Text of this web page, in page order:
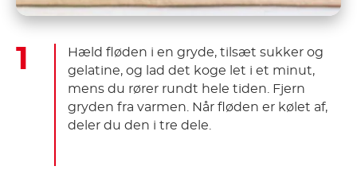
Hæld fløden i en gryde, tilsæt sukker og
gelatine, og lad det koge let i et minut,
mens du rører rundt hele tiden. Fjern
gryden fra varmen. Når fløden er kølet af,
deler du den i tre dele.